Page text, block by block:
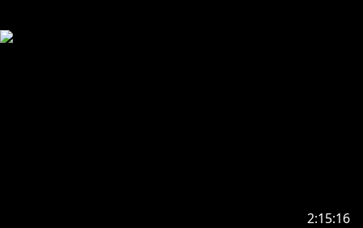
2:15:16